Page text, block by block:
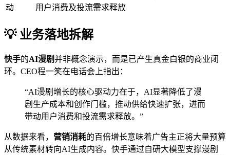
动
用户消费及投流需求释放
💡 业务落地拆解
快手的AI漫剧并非概念演示，而是已产生真金白银的商业闭
环。CEO程一笑在电话会上指出：
“AI漫剧增长的核心驱动力在于，AI显著降低了漫
剧生产成本和创作门槛，推动供给快速扩张，进而
带动用户消费和投流需求释放。”
从数据来看， 营销消耗的百倍增长意味着广告主正将大量预算
从传统素材转向AI生成内容。快手通过自研大模型支撑漫剧